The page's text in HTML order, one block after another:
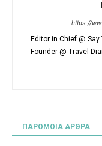
https://
Editor in Chief @
Founder @ Travel
ΠΑΡΟΜΟΙΑ ΑΡΘΡΑ